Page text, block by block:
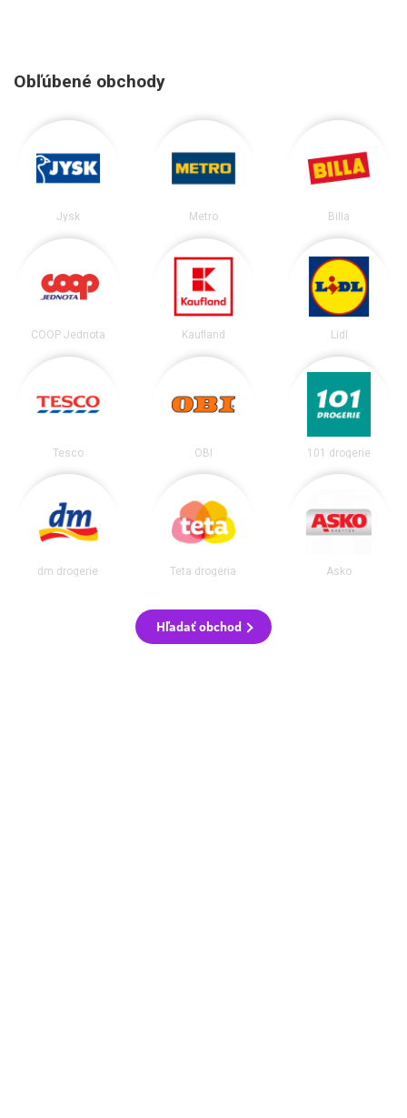
Obľúbené obchody
Jysk Metro Billa
COOP Jednota Kaufland Lidl
Tesco OBI 101 drogerie
dm drogerie Teta drogéria Asko
Hľadať obchod